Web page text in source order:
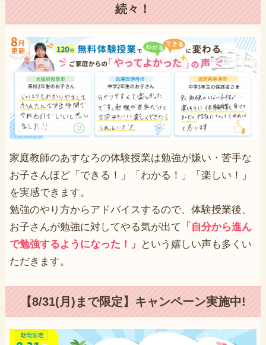
続々！
家庭教師のあすなろの体験授業は勉強が嫌い・苦手な
お子さんほど「できる！」「わかる！」「楽しい！」
を実感できます。
勉強のやり方からアドバイスするので、体験授業後、
お子さんが勉強に対してやる気が出て 「自分から進ん
で勉強するようになった！」
という嬉しい声も多くい
ただきます。
【8/31(月)まで限定】キャンペーン実施中!